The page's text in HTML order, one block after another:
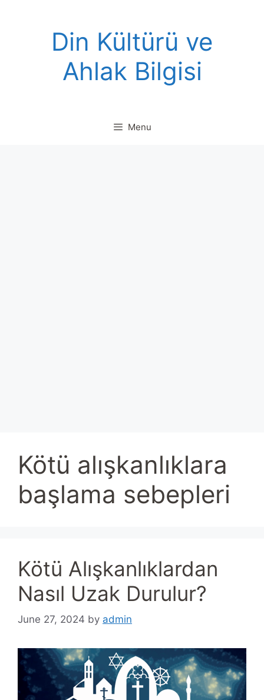
Din Kültürü ve
Ahlak Bilgisi
Menu
Kötü alışkanlıklara
başlama sebepleri
Kötü Alışkanlıklardan
Nasıl Uzak Durulur?
June 27, 2024 by admin